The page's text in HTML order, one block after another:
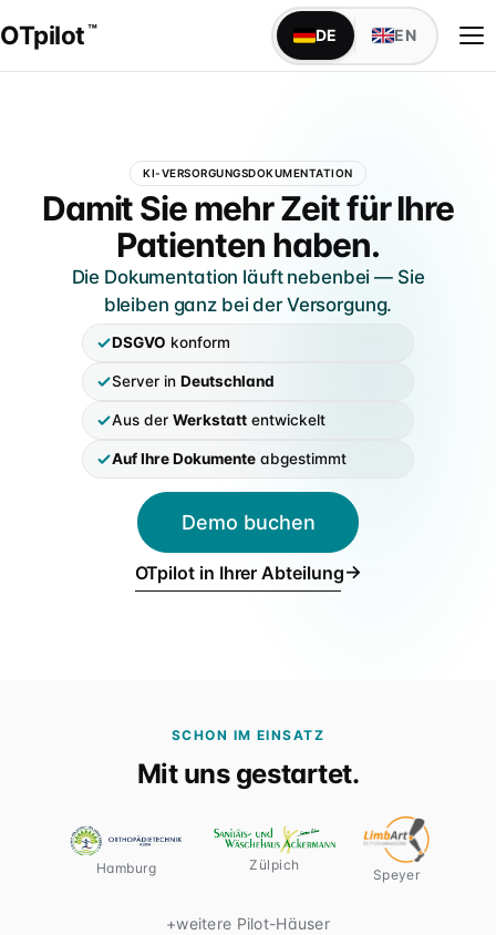
OTpilot™
Versorgungsdokumentation mit KI
Maßblatt, Anamnese, Bestellbogen — füllt sich von
Schnittstellen
TopM san6 sofort verfügbar, weitere individuell auf
Anfrage
IM SANITÄTSHAUS
Alle Abteilungen
Klassischer Aufbau · 9 Abteilungen mit Fachsprache
Für Verbünde & Holdings
rehaVital, ORTHEGROH, Sani Aktuell · Filialgruppen
IDENTITÄT
Über uns
Founder Niels & Marcel · Mission · Werkstatt-Wurzeln
Markenabgrenzung
Marke, DPMA & Unabhängigkeit vom BIV-OT
DE EN
KI-VERSORGUNGSDOKUMENTATION
OTpilot —
Damit Sie mehr Zeit für Ihre
Patienten haben.
Die Dokumentation läuft nebenbei — Sie
bleiben ganz bei der Versorgung.
DSGVO konform
Server inDeutschland
Aus derWerkstatt entwickelt
Auf Ihre Dokumente abgestimmt
Demo buchen
OTpilot in Ihrer Abteilung→
SCHON IM EINSATZ
Mit uns gestartet.
Hamburg Zülpich
Speyer
+weitere Pilot-Häuser